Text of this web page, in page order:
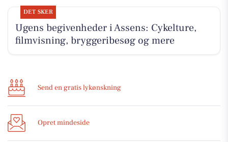
DET SKER
Ugens begivenheder i Assens: Cykelture,
filmvisning, bryggeribesøg og mere
Send en gratis lykønskning
Opret mindeside